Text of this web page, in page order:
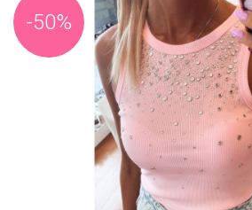
-50%